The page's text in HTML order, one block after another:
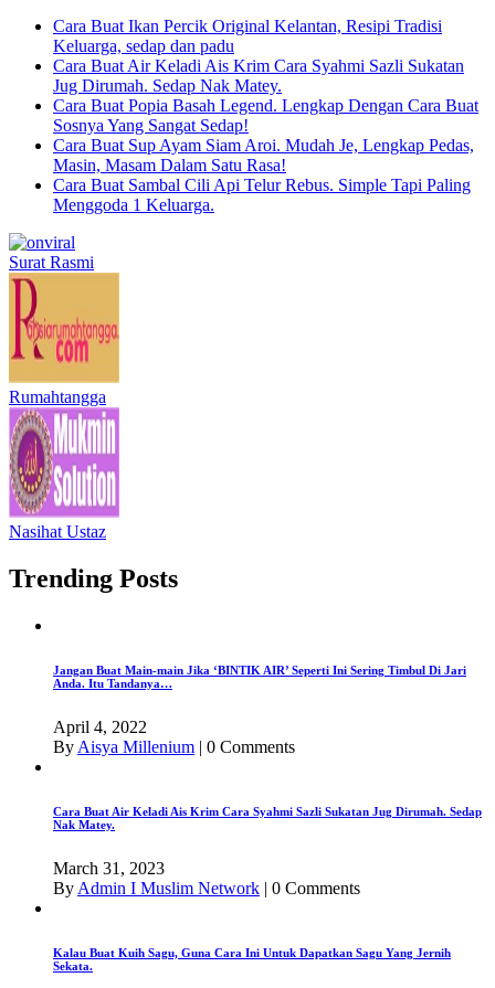
Cara Buat Ikan Percik Original Kelantan, Resipi Tradisi
Keluarga, sedap dan padu
Cara Buat Air Keladi Ais Krim Cara Syahmi Sazli Sukatan
Jug Dirumah. Sedap Nak Matey.
Cara Buat Popia Basah Legend. Lengkap Dengan Cara Buat
Sosnya Yang Sangat Sedap!
Cara Buat Sup Ayam Siam Aroi. Mudah Je, Lengkap Pedas,
Masin, Masam Dalam Satu Rasa!
Cara Buat Sambal Cili Api Telur Rebus. Simple Tapi Paling
Menggoda 1 Keluarga.
Surat Rasmi
Rumahtangga
Nasihat Ustaz
Trending Posts
Jangan Buat Main-main Jika ‘BINTIK AIR’ Seperti Ini Sering Timbul Di Jari
Anda. Itu Tandanya…
April 4, 2022
By Aisya Millenium | 0 Comments
Cara Buat Air Keladi Ais Krim Cara Syahmi Sazli Sukatan Jug Dirumah. Sedap
Nak Matey.
March 31, 2023
By Admin I Muslim Network | 0 Comments
Kalau Buat Kuih Sagu, Guna Cara Ini Untuk Dapatkan Sagu Yang Jernih
Sekata.